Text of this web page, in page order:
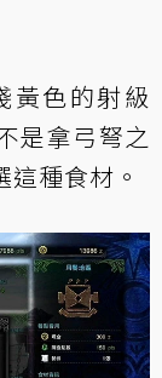
黃色的射級
是拿弓弩之
種食材。